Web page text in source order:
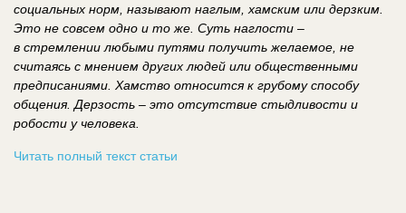
социальных норм, называют наглым, хамским или дерзким.
Это не совсем одно и то же. Суть наглости –
в стремлении любыми путями получить желаемое, не
считаясь с мнением других людей или общественными
предписаниями. Хамство относится к грубому способу
общения. Дерзость – это отсутствие стыдливости и
робости у человека.
Читать полный текст статьи